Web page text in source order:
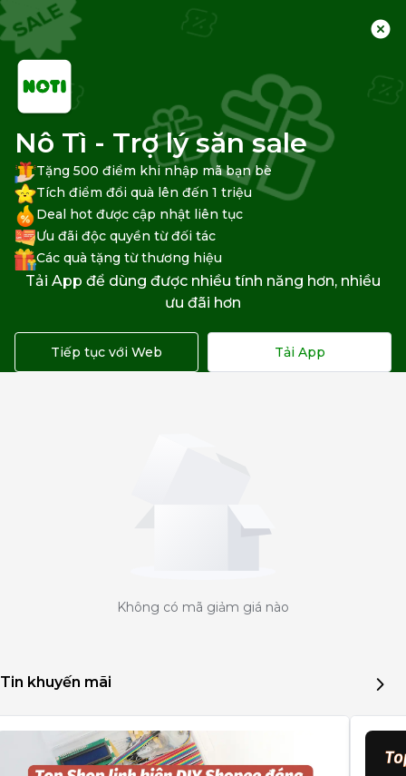
Trang chủ Mã giảm giá
Lọc Theo Ngành Hàng Voucher khác
Đã tìm thấy0 mã phù hợp
Không có mã giảm giá nào
Tin khuyến mãi
Nô Tì - Trợ lý săn sale
Tặng 500 điểm khi nhập mã bạn bè
Tích điểm đổi quà lên đến 1 triệu
Deal hot được cập nhật liên tục
Ưu đãi độc quyền từ đối tác
Các quà tặng từ thương hiệu
Tải App để dùng được nhiều tính năng hơn, nhiều
ưu đãi hơn
Tiếp tục với Web Tải App